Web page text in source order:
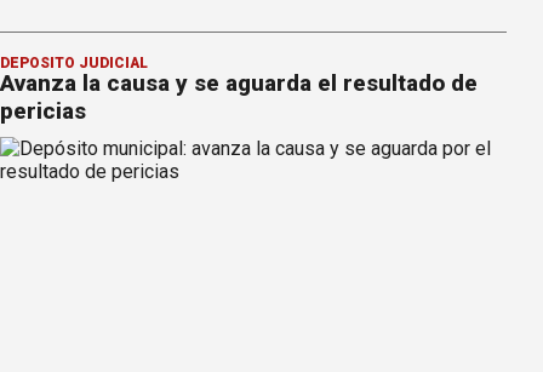
DEPÓSITO JUDICIAL
Avanza la causa y se aguarda el resultado de
pericias